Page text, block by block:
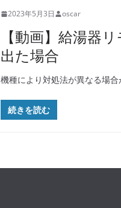
2023年5月3日 oscar
【動画】給湯器
出た場合
機種により対処法が異なる場
続きを読む